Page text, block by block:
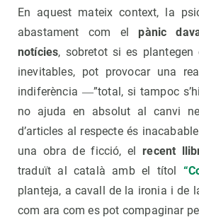
En aquest mateix context, la
abastament com elpànic
notícies, sobretot si es
inevitables, pot provocar una
indiferència ―”total, si tampoc
no ajuda en absolut al canvi
d’articles al respecte és
una obra de ficció, elrecent
traduït al català amb el títol
planteja, a cavall de la ironia i de
com ara com es pot compaginar